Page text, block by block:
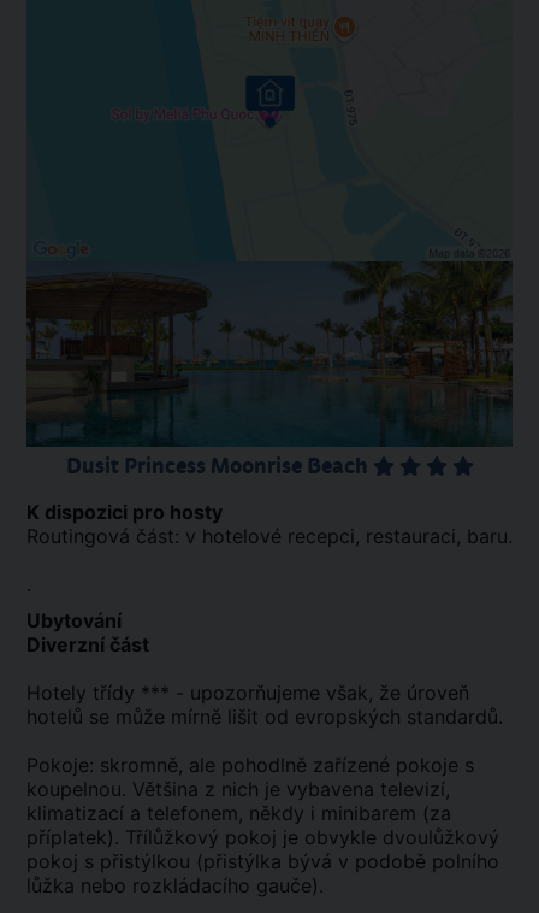
Dusit Princess Moonrise Beach
K dispozici pro hosty
Routingová část: v hotelové recepci, restauraci, baru.
.
Ubytování
Diverzní část
Hotely třídy *** - upozorňujeme však, že úroveň
hotelů se může mírně lišit od evropských standardů.
Pokoje: skromně, ale pohodlně zařízené pokoje s
koupelnou. Většina z nich je vybavena televizí,
klimatizací a telefonem, někdy i minibarem (za
příplatek). Třílůžkový pokoj je obvykle dvoulůžkový
pokoj s přistýlkou (přistýlka bývá v podobě polního
lůžka nebo rozkládacího gauče).